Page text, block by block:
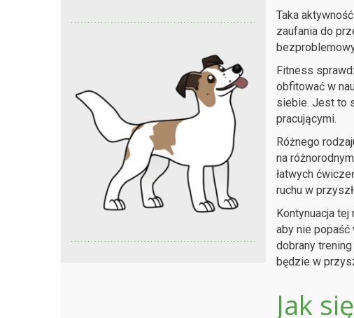
Taka
zaufania do
Fitness
obfitować w
siebie. Jest to
pracującymi.
Różnego
na
łatwych
ruchu w
Kontynuacja
aby nie popaść
dobrany
będzie w
Jak